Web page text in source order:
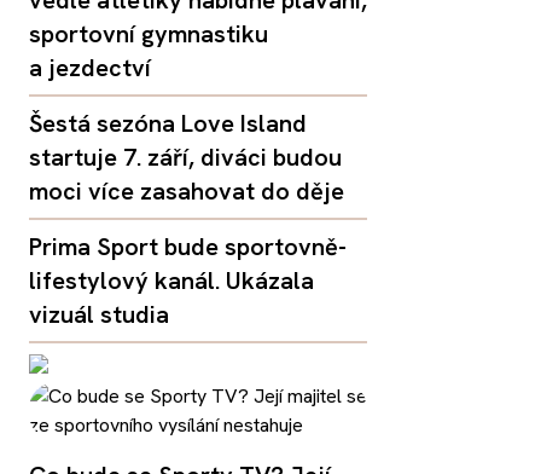
sportovní gymnastiku
a jezdectví
Šestá sezóna Love Island
startuje 7. září, diváci budou
moci více zasahovat do děje
Prima Sport bude sportovně-
lifestylový kanál. Ukázala
vizuál studia